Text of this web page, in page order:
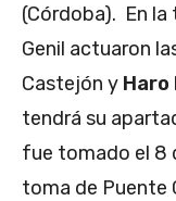
(Córdoba). En
Genil actuaron
Castejón y Haro
tendrá su
fue tomado el 8
toma de Puente